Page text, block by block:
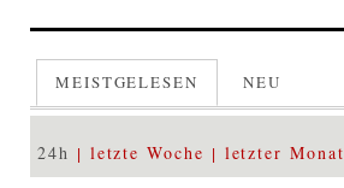
MEISTGELESEN NEU
24h letzte Woche letzter Monat